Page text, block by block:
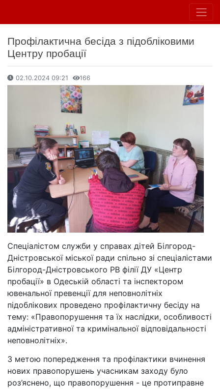
Профілактична бесіда з підобліковими
Центру пробації
02.10.2024 09:21 166
Спеціалістом служби у справах дітей Білгород-
Дністровської міської ради спільно зі спеціалістами
Білгород-Дністровського РВ філії ДУ «Центр
пробації» в Одеській області та інспектором
ювенальної превенції для неповнолітніх
підоблікових проведено профілактичну бесіду на
тему: «Правопорушення та їх наслідки, особливості
адміністративної та кримінальної відповідальності
неповнолітніх».
З метою попередження та профілактики вчинення
нових правопорушень учасникам заходу було
роз’яснено, що правопорушення - це протиправне